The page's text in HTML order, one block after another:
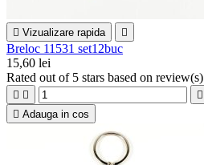
 Vizualizare rapida 
Breloc 11531 set12buc
15,60 lei
Rated out of 5 stars based on review(s)
  
 Adauga in cos